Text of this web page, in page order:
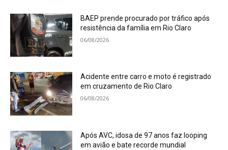
BAEP prende procurado por tráfico após
resistência da família em Rio Claro
06/08/2026
Acidente entre carro e moto é registrado
em cruzamento de Rio Claro
06/08/2026
Após AVC, idosa de 97 anos faz looping
em avião e bate recorde mundial